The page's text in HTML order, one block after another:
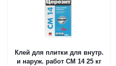
Клей для плитки для внутр.
и наруж. работ CM 14 25 кг